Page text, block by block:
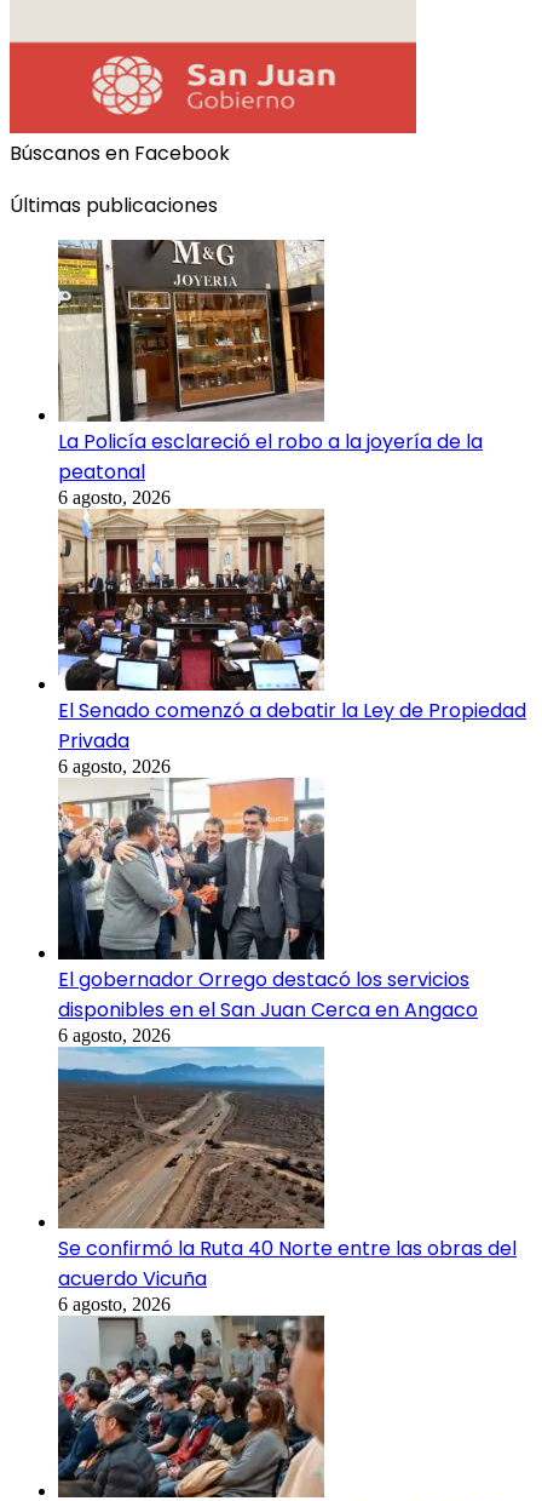
Búscanos en Facebook
Últimas publicaciones
La Policía esclareció el robo a la joyería de la
peatonal
6 agosto, 2026
El Senado comenzó a debatir la Ley de Propiedad
Privada
6 agosto, 2026
El gobernador Orrego destacó los servicios
disponibles en el San Juan Cerca en Angaco
6 agosto, 2026
Se confirmó la Ruta 40 Norte entre las obras del
acuerdo Vicuña
6 agosto, 2026